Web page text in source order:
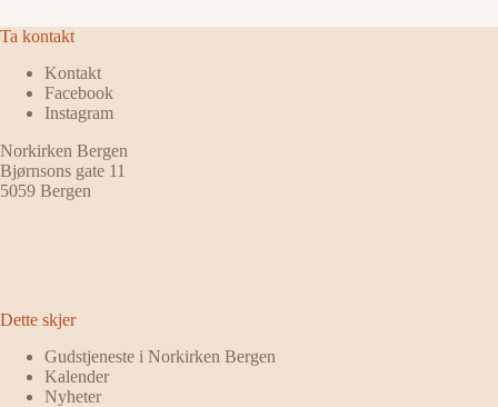
Ta kontakt
Kontakt
Facebook
Instagram
Norkirken Bergen
Bjørnsons gate 11
5059 Bergen
Dette skjer
Gudstjeneste i Norkirken Bergen
Kalender
Nyheter